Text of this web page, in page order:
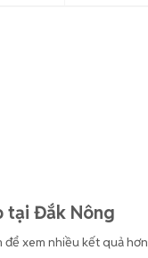
tại Đắk Nông
xem nhiều kết quả hơn